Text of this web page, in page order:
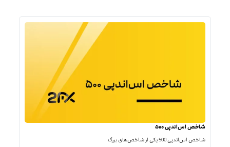
شاخص اس‌اندپی ۵۰۰
شاخص اس‌اند‌پی 500 یکی از شاخص‌های بزرگ